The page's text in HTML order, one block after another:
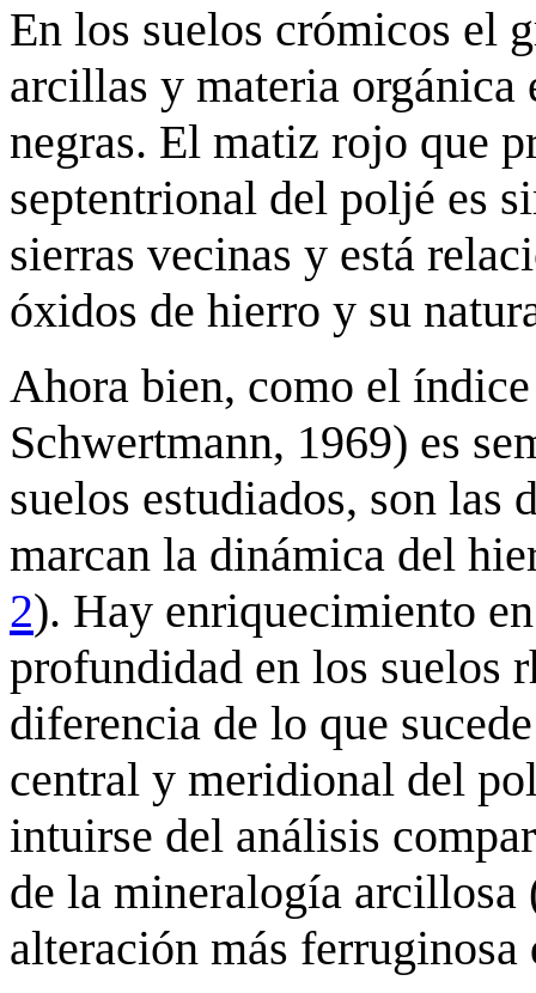
En los suelos crómicos el
arcillas y materia orgánica
negras. El matiz rojo que
septentrional del poljé es
sierras vecinas y está
óxidos de hierro y su
Ahora bien, como el
Schwertmann, 1969) es
suelos estudiados, son las
marcan la dinámica del
2). Hay enriquecimiento
profundidad en los suelos
diferencia de lo que
central y meridional del
intuirse del análisis
de la mineralogía
alteración más